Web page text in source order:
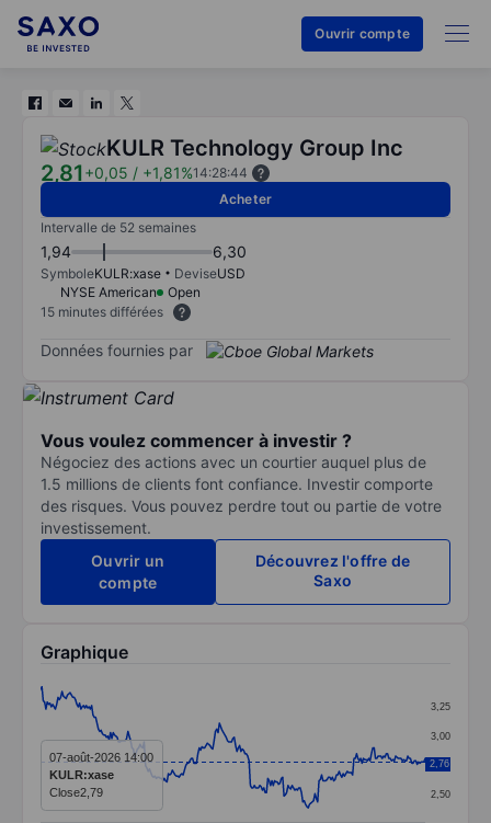
Ouvrir compte
KULR Technology Group Inc
2,81+0,05 / +1,81%14:28:44
Acheter
Intervalle de 52 semaines
1,94 6,30
SymboleKULR:xase DeviseUSD
NYSE American
Open
15 minutes différées
Données fournies par
Vous voulez commencer à investir ?
Négociez des actions avec un courtier auquel plus de
1.5 millions de clients font confiance. Investir comporte
des risques. Vous pouvez perdre tout ou partie de votre
investissement.
Ouvrir un
compte
Découvrez l'offre de
Saxo
Graphique
Line chart with 287 data points.
The chart has 1 X axis displaying categories.
The chart has 1 Y axis displaying values. Data 2,50
2,75
3,00
3,25
2,76
07-août-2026 14:00
KULR:xase
Close2,79